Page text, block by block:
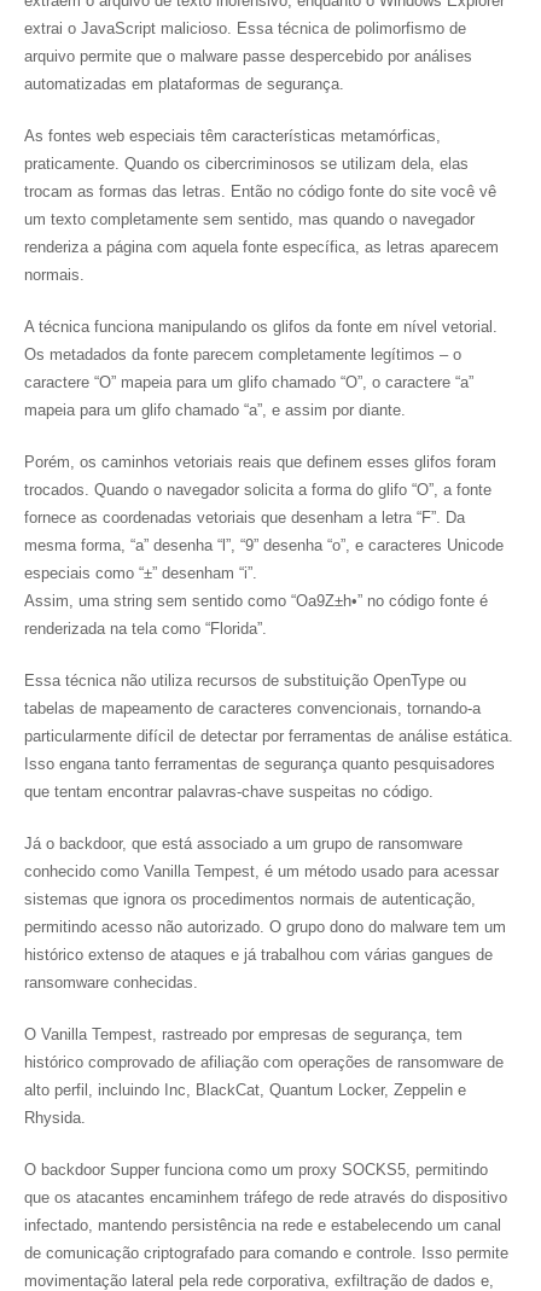
extrai o JavaScript malicioso. Essa técnica de polimorfismo de
arquivo permite que o malware passe despercebido por análises
automatizadas em plataformas de segurança.
As fontes web especiais têm características metamórficas,
praticamente. Quando os cibercriminosos se utilizam dela, elas
trocam as formas das letras. Então no código fonte do site você vê
um texto completamente sem sentido, mas quando o navegador
renderiza a página com aquela fonte específica, as letras aparecem
normais.
A técnica funciona manipulando os glifos da fonte em nível vetorial.
Os metadados da fonte parecem completamente legítimos – o
caractere “O” mapeia para um glifo chamado “O”, o caractere “a”
mapeia para um glifo chamado “a”, e assim por diante.
Porém, os caminhos vetoriais reais que definem esses glifos foram
trocados. Quando o navegador solicita a forma do glifo “O”, a fonte
fornece as coordenadas vetoriais que desenham a letra “F”. Da
mesma forma, “a” desenha “l”, “9” desenha “o”, e caracteres Unicode
especiais como “±” desenham “i”.
Assim, uma string sem sentido como “Oa9Z±h•” no código fonte é
renderizada na tela como “Florida”.
Essa técnica não utiliza recursos de substituição OpenType ou
tabelas de mapeamento de caracteres convencionais, tornando-a
particularmente difícil de detectar por ferramentas de análise estática.
Isso engana tanto ferramentas de segurança quanto pesquisadores
que tentam encontrar palavras-chave suspeitas no código.
Já o backdoor, que está associado a um grupo de ransomware
conhecido como Vanilla Tempest, é um método usado para acessar
sistemas que ignora os procedimentos normais de autenticação,
permitindo acesso não autorizado. O grupo dono do malware tem um
histórico extenso de ataques e já trabalhou com várias gangues de
ransomware conhecidas.
O Vanilla Tempest, rastreado por empresas de segurança, tem
histórico comprovado de afiliação com operações de ransomware de
alto perfil, incluindo Inc, BlackCat, Quantum Locker, Zeppelin e
Rhysida.
O backdoor Supper funciona como um proxy SOCKS5, permitindo
que os atacantes encaminhem tráfego de rede através do dispositivo
infectado, mantendo persistência na rede e estabelecendo um canal
de comunicação criptografado para comando e controle. Isso permite
movimentação lateral pela rede corporativa, exfiltração de dados e,